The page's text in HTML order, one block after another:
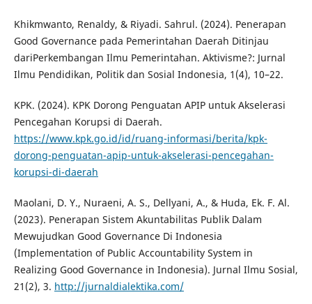
Khikmwanto, Renaldy, & Riyadi. Sahrul. (2024). Penerapan
Good Governance pada Pemerintahan Daerah Ditinjau
dariPerkembangan Ilmu Pemerintahan. Aktivisme?: Jurnal
Ilmu Pendidikan, Politik dan Sosial Indonesia, 1(4), 10–22.
KPK. (2024). KPK Dorong Penguatan APIP untuk Akselerasi
Pencegahan Korupsi di Daerah.
https://www.kpk.go.id/id/ruang-informasi/berita/kpk-
dorong-penguatan-apip-untuk-akselerasi-pencegahan-
korupsi-di-daerah
Maolani, D. Y., Nuraeni, A. S., Dellyani, A., & Huda, Ek. F. Al.
(2023). Penerapan Sistem Akuntabilitas Publik Dalam
Mewujudkan Good Governance Di Indonesia
(Implementation of Public Accountability System in
Realizing Good Governance in Indonesia). Jurnal Ilmu Sosial,
21(2), 3. http://jurnaldialektika.com/